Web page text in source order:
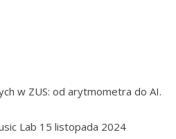
w ZUS: od arytmometra do AI.
Lab 15 listopada 2024